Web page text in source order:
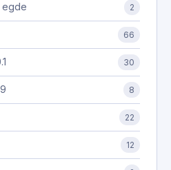
egde 2
66
30
8
22
12